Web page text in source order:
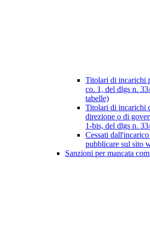
Titolari di incarichi
co. 1, del dlgs n.
tabelle)
Titolari di incarichi
direzione o di
1-bis, del dlgs n.
Cessati
pubblicare sul sito
Sanzioni per mancata